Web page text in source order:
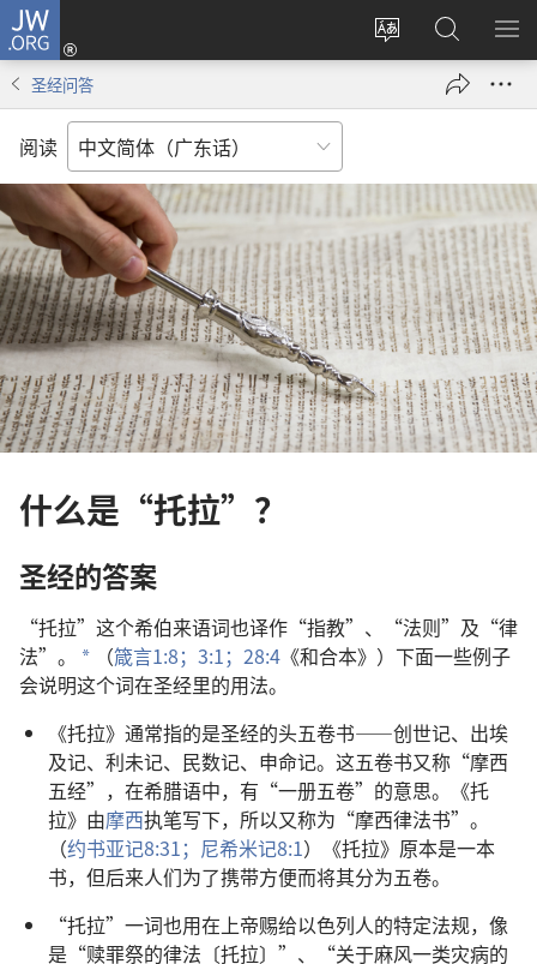
JW.ORG
更
言
登
录
（打
口）
搜
索
JW.ORG
显
圣经问答
阅读
什么是“托拉”？
圣经的答案
“托拉”这个希伯来语词也译作“指教”、“法则”及“律
法”。
a （箴言1:8； 3:1； 28:4 《和合本》）下面一些例子
会说明这个词在圣经里的用法。
《托拉》通常指的是圣经的头五卷书——创世记、出埃
及记、利未记、民数记、申命记。这五卷书又称“摩西
五经”，在希腊语中，有“一册五卷”的意思。《托
拉》由摩西执笔写下，所以又称为“摩西律法书”。
（约书亚记8:31； 尼希米记8:1）《托拉》原本是一本
书，但后来人们为了携带方便而将其分为五卷。
“托拉”一词也用在上帝赐给以色列人的特定法规，像
是“赎罪祭的律法〔托拉〕”、“关于麻风一类灾病的